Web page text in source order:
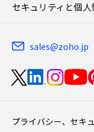
セキュリティと個
sales@zoho.jp
プライバシー、セキ